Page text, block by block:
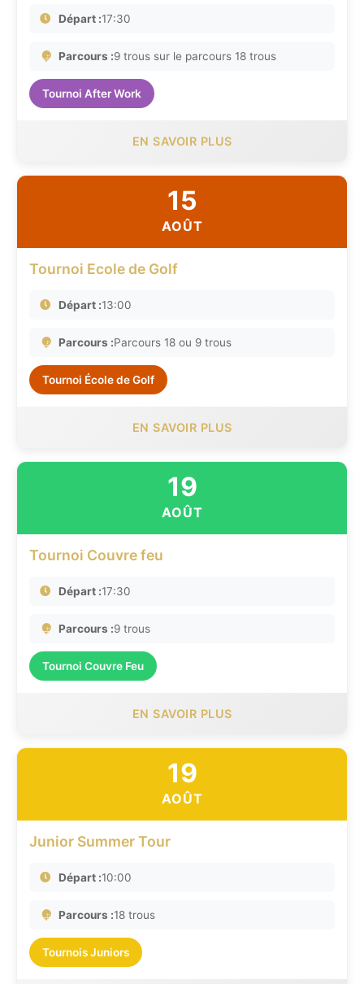
Départ :17:30
Parcours :9 trous sur le parcours 18 trous
Tournoi After Work
EN SAVOIR PLUS
15
AOÛT
Tournoi Ecole de Golf
Départ :13:00
Parcours :Parcours 18 ou 9 trous
Tournoi École de Golf
EN SAVOIR PLUS
19
AOÛT
Tournoi Couvre feu
Départ :17:30
Parcours :9 trous
Tournoi Couvre Feu
EN SAVOIR PLUS
19
AOÛT
Junior Summer Tour
Départ :10:00
Parcours :18 trous
Tournois Juniors